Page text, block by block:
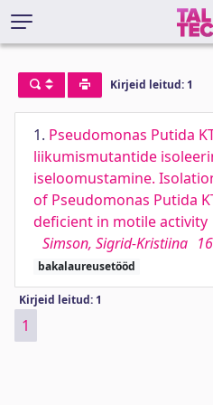
Kirjeid leitud: 1
1. Pseudomonas Putida
liikumismutantide
iseloomustamine.
of Pseudomonas Putida
deficient in motile activity
Simson, Sigrid-Kristiina
bakalaureusetööd
Kirjeid leitud: 1
1